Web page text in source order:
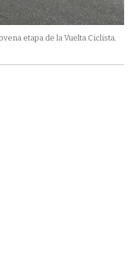
etapa de la Vuelta Ciclista.